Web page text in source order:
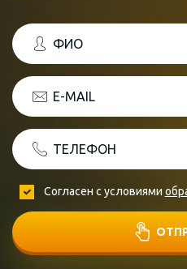
ФИО
E-MAIL
ТЕЛЕФОН
Согласен с условиями